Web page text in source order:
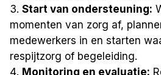
Start van ondersteuning:
momenten van zorg af,
medewerkers in en starten
respijtzorg of begeleiding.
Monitoring en evaluatie: